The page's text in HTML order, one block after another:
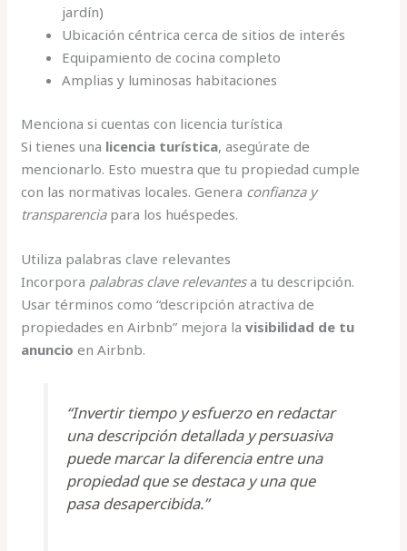
jardín)
Ubicación céntrica cerca de sitios de interés
Equipamiento de cocina completo
Amplias y luminosas habitaciones
Menciona si cuentas con licencia turística
Si tienes una licencia turística, asegúrate de
mencionarlo. Esto muestra que tu propiedad cumple
con las normativas locales. Genera confianza y
transparenciapara los huéspedes.
Utiliza palabras clave relevantes
Incorpora palabras clave relevantesa tu descripción.
Usar términos como “descripción atractiva de
propiedades en Airbnb” mejora lavisibilidad de tu
anuncio en Airbnb.
“Invertir tiempo y esfuerzo en redactar
una descripción detallada y persuasiva
puede marcar la diferencia entre una
propiedad que se destaca y una que
pasa desapercibida.”